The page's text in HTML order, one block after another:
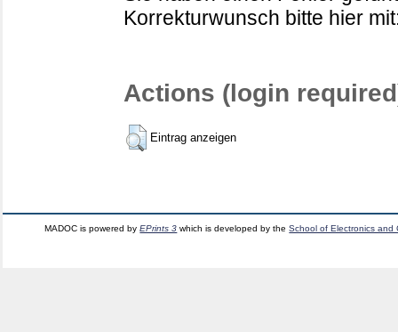
Korrekturwunsch bitte hier
Actions (login
Eintrag anzeigen
MADOC is powered byEPrints 3 which is developed by theSchool of Electronics and